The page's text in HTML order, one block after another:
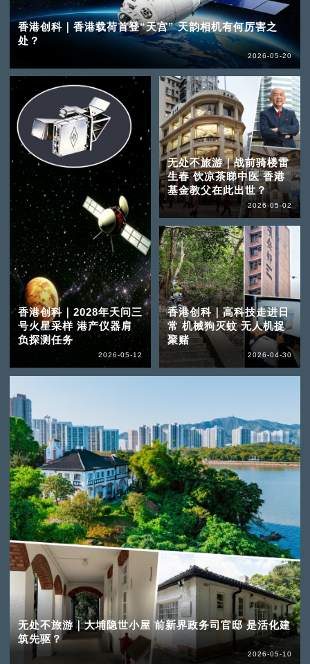
香港创科｜香港载荷首登“天宫” 天韵相机有何厉害之
处？
2026-05-20
香港创科｜2028年天问三
号火星采样 港产仪器肩
负探测任务
2026-05-12
无处不旅游｜大埔隐世小屋 前新界政务司官邸 是活化建
筑先驱？
2026-05-10
无处不旅游｜战前骑楼雷
生春 饮凉茶睇中医 香港
基金教父在此出世？
2026-05-02
香港创科｜高科技走进日
常 机械狗灭蚊 无人机捉
聚赌
2026-04-30